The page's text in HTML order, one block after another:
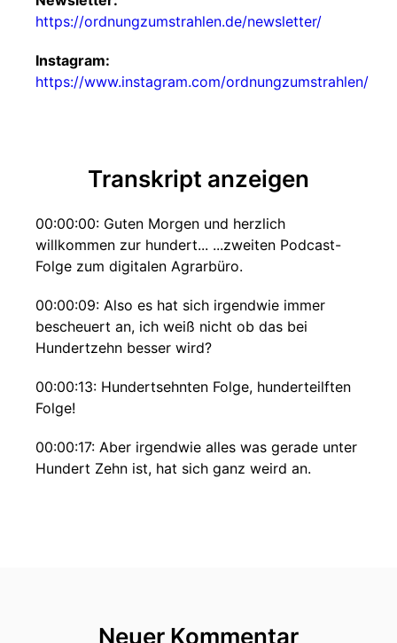
https://ordnungzumstrahlen.de/newsletter/
Instagram:
https://www.instagram.com/ordnungzumstrahlen/
Transkript anzeigen
00:00:00: Guten Morgen und herzlich
willkommen zur hundert... ...zweiten Podcast-
Folge zum digitalen Agrarbüro.
00:00:09: Also es hat sich irgendwie immer
bescheuert an, ich weiß nicht ob das bei
Hundertzehn besser wird?
00:00:13: Hundertsehnten Folge, hunderteilften
Folge!
00:00:17: Aber irgendwie alles was gerade unter
Hundert Zehn ist, hat sich ganz weird an.
einer neuen Folge Vielleicht doch ein bisschen
Neuer Kommentar